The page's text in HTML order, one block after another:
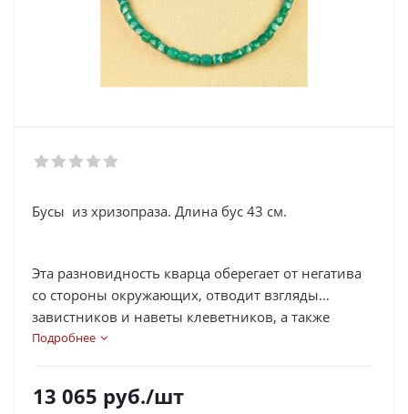
Бусы из хризопраза. Длина бус 43 см.
Эта разновидность кварца оберегает от негатива
со стороны окружающих, отводит взгляды
завистников и наветы клеветников, а также
раскрывает козни и планы врагов. Хризопраз
способен настроить владельца на позитивный
Подробнее
13 065 руб./шт